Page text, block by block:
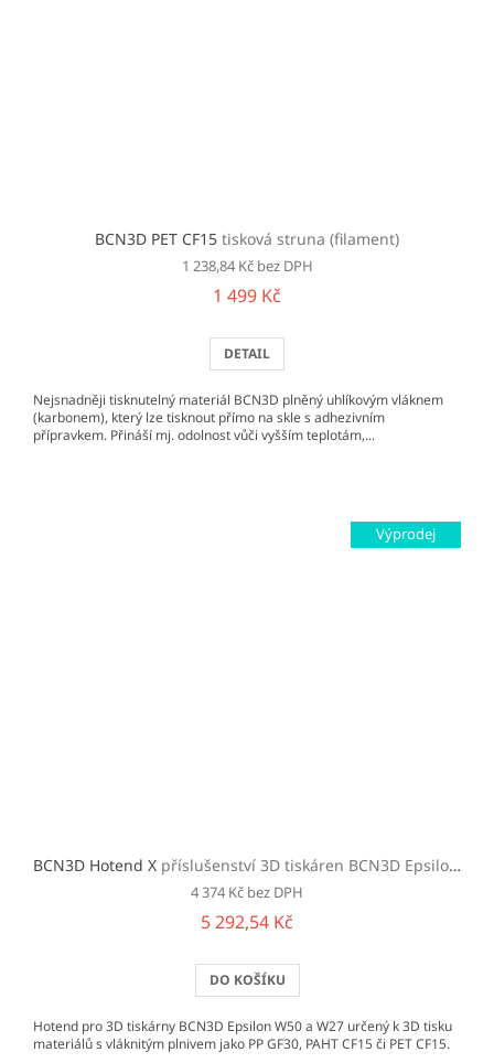
BCN3D PET CF15 tisková struna (filament)
1 238,84 Kč bez DPH
1 499 Kč
DETAIL
Nejsnadněji tisknutelný materiál BCN3D plněný uhlíkovým vláknem
(karbonem), který lze tisknout přímo na skle s adhezivním
přípravkem. Přináší mj. odolnost vůči vyšším teplotám,...
Výprodej
BCN3D Hotend X příslušenství 3D tiskáren BCN3D Epsilon W50 a W27
4 374 Kč bez DPH
5 292,54 Kč
DO KOŠÍKU
Hotend pro 3D tiskárny BCN3D Epsilon W50 a W27 určený k 3D tisku
materiálů s vláknitým plnivem jako PP GF30, PAHT CF15 či PET CF15.